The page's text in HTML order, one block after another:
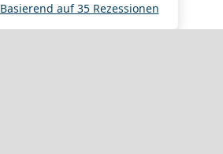
Basierend auf 35 Rezessionen